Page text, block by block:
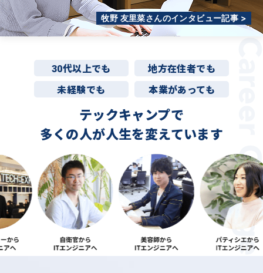
牧野 友里菜さんのインタビュー記事 >
30代以上でも
地方在住者でも
未経験でも
本業があっても
テックキャンプで
多くの人が人生を変えています